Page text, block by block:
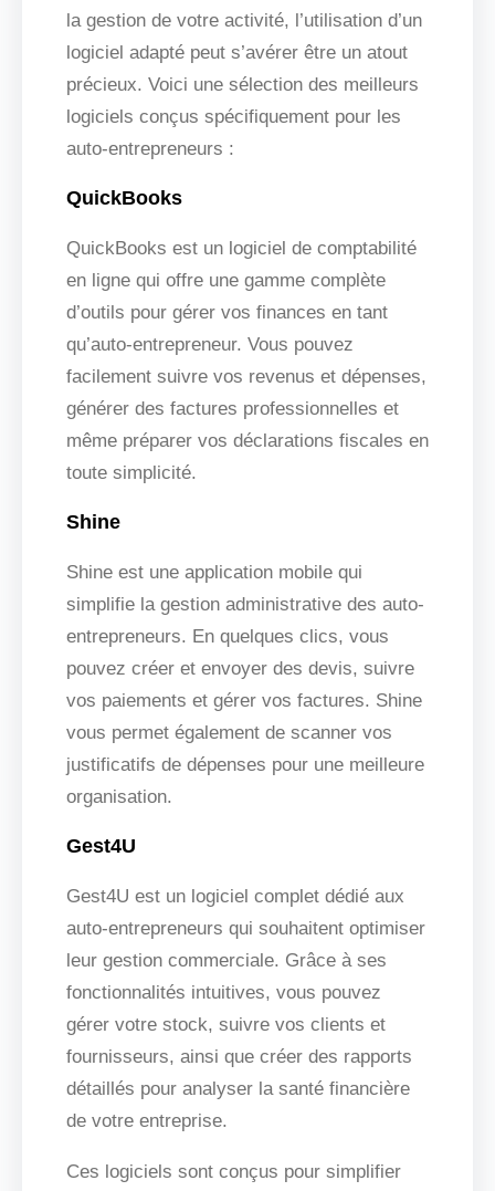
la gestion de votre activité, l’utilisation d’un
logiciel adapté peut s’avérer être un atout
précieux. Voici une sélection des meilleurs
logiciels conçus spécifiquement pour les
auto-entrepreneurs :
QuickBooks
QuickBooks est un logiciel de comptabilité
en ligne qui offre une gamme complète
d’outils pour gérer vos finances en tant
qu’auto-entrepreneur. Vous pouvez
facilement suivre vos revenus et dépenses,
générer des factures professionnelles et
même préparer vos déclarations fiscales en
toute simplicité.
Shine
Shine est une application mobile qui
simplifie la gestion administrative des auto-
entrepreneurs. En quelques clics, vous
pouvez créer et envoyer des devis, suivre
vos paiements et gérer vos factures. Shine
vous permet également de scanner vos
justificatifs de dépenses pour une meilleure
organisation.
Gest4U
Gest4U est un logiciel complet dédié aux
auto-entrepreneurs qui souhaitent optimiser
leur gestion commerciale. Grâce à ses
fonctionnalités intuitives, vous pouvez
gérer votre stock, suivre vos clients et
fournisseurs, ainsi que créer des rapports
détaillés pour analyser la santé financière
de votre entreprise.
Ces logiciels sont conçus pour simplifier